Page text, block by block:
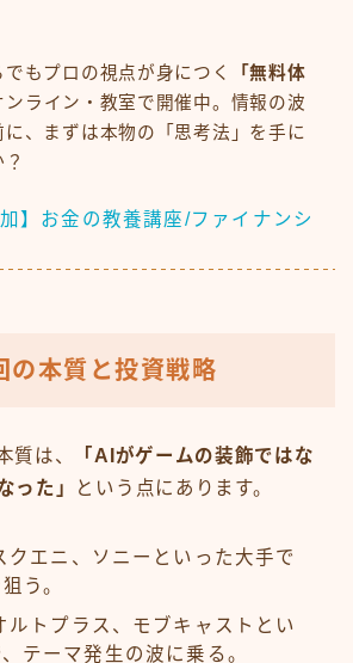
もプロの視点が身につく
「無料体
ンライン・教室で開催中。情報の波
に、まずは本物の「思考法」を手に
】お金の教養講座/ファイナンシ
の本質と投資戦略
質は、
「AIがゲームの装飾ではな
った」
という点にあります。
クエニ、ソニーといった大手で
う。
ルトプラス、モブキャストとい
テーマ発生の波に乗る。